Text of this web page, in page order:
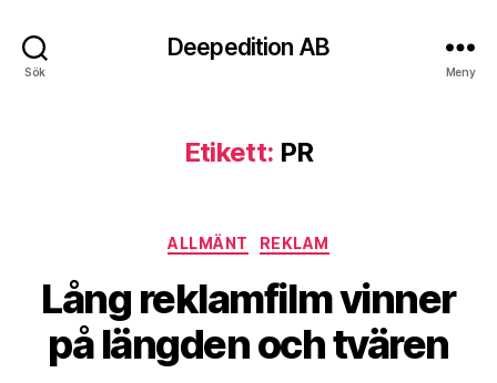
Sök
Deepedition AB
Meny
Etikett: PR
Kategorier
ALLMÄNT REKLAM
Lång reklamfilm vinner
på längden och tvären